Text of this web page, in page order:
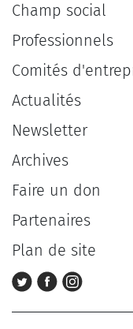
Champ social
Professionnels
Comités
Actualités
Newsletter
Archives
Faire un don
Partenaires
Plan de site